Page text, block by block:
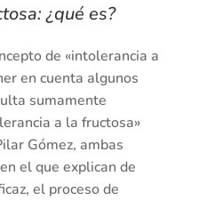
¿qué es?
de «intolerancia a
en cuenta algunos
sumamente
a la fructosa»
Gómez, ambas
el que explican de
el proceso de